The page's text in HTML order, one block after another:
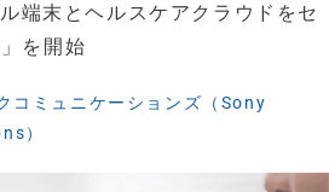
端末とヘルスケアクラウドをセ
を開始
コミュニケーションズ（Sony
）